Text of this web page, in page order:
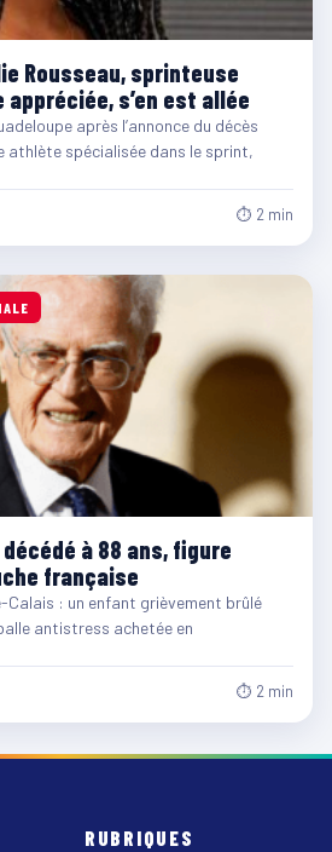
Rousseau, sprinteuse
s’en est allée
après l’annonce du décès
athlète spécialisée dans le sprint,
⏱ 2 min
à 88 ans, figure
française
: un enfant grièvement brûlé
antistress achetée en
⏱ 2 min
RUBRIQUES